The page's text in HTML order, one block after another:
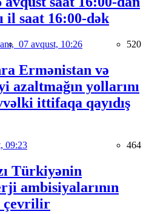
il saat 16:00-dək
07 avqust, 10:26 520
Ermənistan və
azaltmağın yollarını
ittifaqa qayıdış
09:23 464
Türkiyənin
ambisiyalarının
çevrilir